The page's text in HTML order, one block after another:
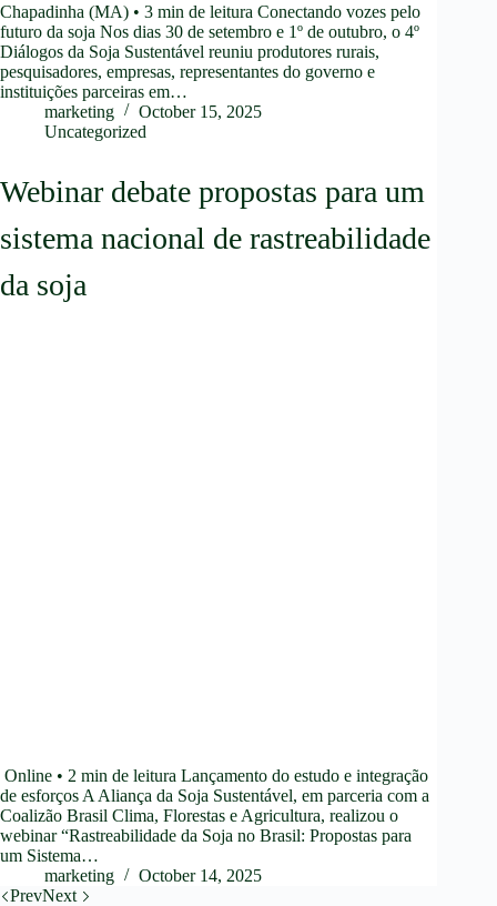
Chapadinha (MA) • 3 min de leitura Conectando vozes pelo
futuro da soja Nos dias 30 de setembro e 1º de outubro, o 4º
Diálogos da Soja Sustentável reuniu produtores rurais,
pesquisadores, empresas, representantes do governo e
instituições parceiras em…
marketing
October 15, 2025
Uncategorized
Webinar debate propostas para um
sistema nacional de rastreabilidade
da soja
Online • 2 min de leitura Lançamento do estudo e integração
de esforços A Aliança da Soja Sustentável, em parceria com a
Coalizão Brasil Clima, Florestas e Agricultura, realizou o
webinar “Rastreabilidade da Soja no Brasil: Propostas para
um Sistema…
marketing
October 14, 2025
PrevNext